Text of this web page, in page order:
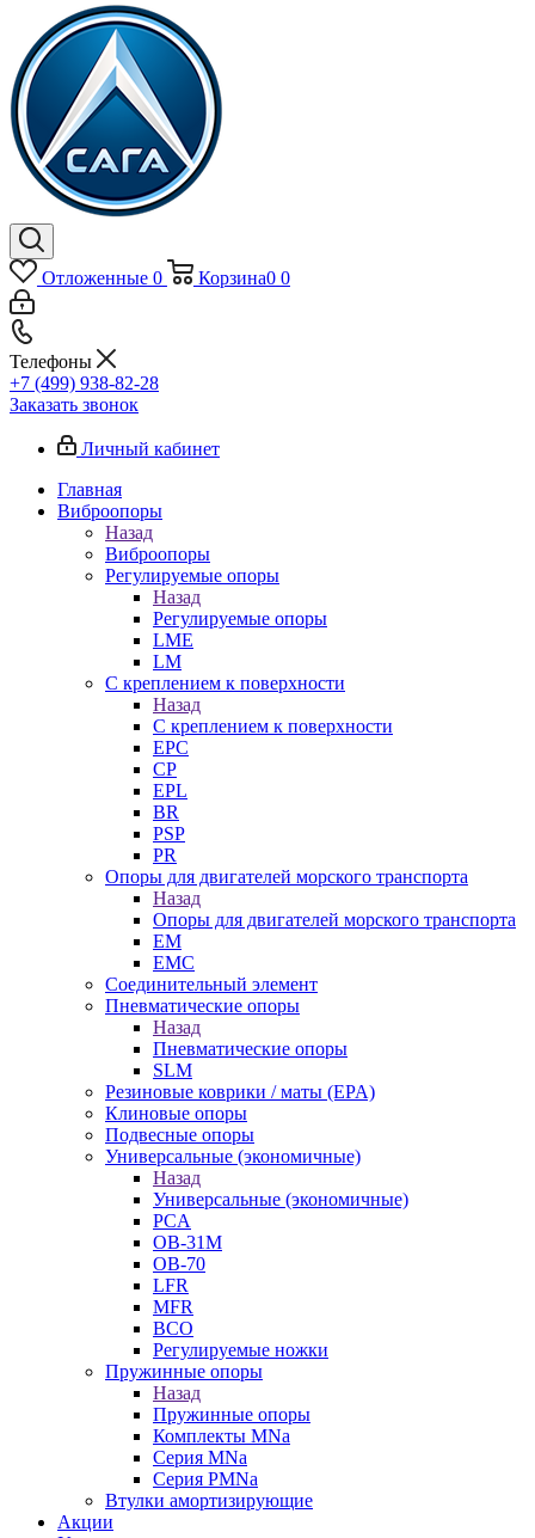
Отложенные 0 Корзина0 0
Телефоны
+7 (499) 938-82-28
Заказать звонок
Личный кабинет
Главная
Виброопоры
Назад
Виброопоры
Регулируемые опоры
Назад
Регулируемые опоры
LME
LM
С креплением к поверхности
Назад
С креплением к поверхности
EPC
CP
EPL
BR
PSP
PR
Опоры для двигателей морского транспорта
Назад
Опоры для двигателей морского транспорта
EM
EMC
Cоединительный элемент
Пневматические опоры
Назад
Пневматические опоры
SLM
Резиновые коврики / маты (EPA)
Клиновые опоры
Подвесные опоры
Универсальные (экономичные)
Назад
Универсальные (экономичные)
PCA
ОВ-31М
OB-70
LFR
MFR
ВСО
Регулируемые ножки
Пружинные опоры
Назад
Пружинные опоры
Комплекты MNa
Серия MNa
Серия PMNa
Втулки амортизирующие
Акции